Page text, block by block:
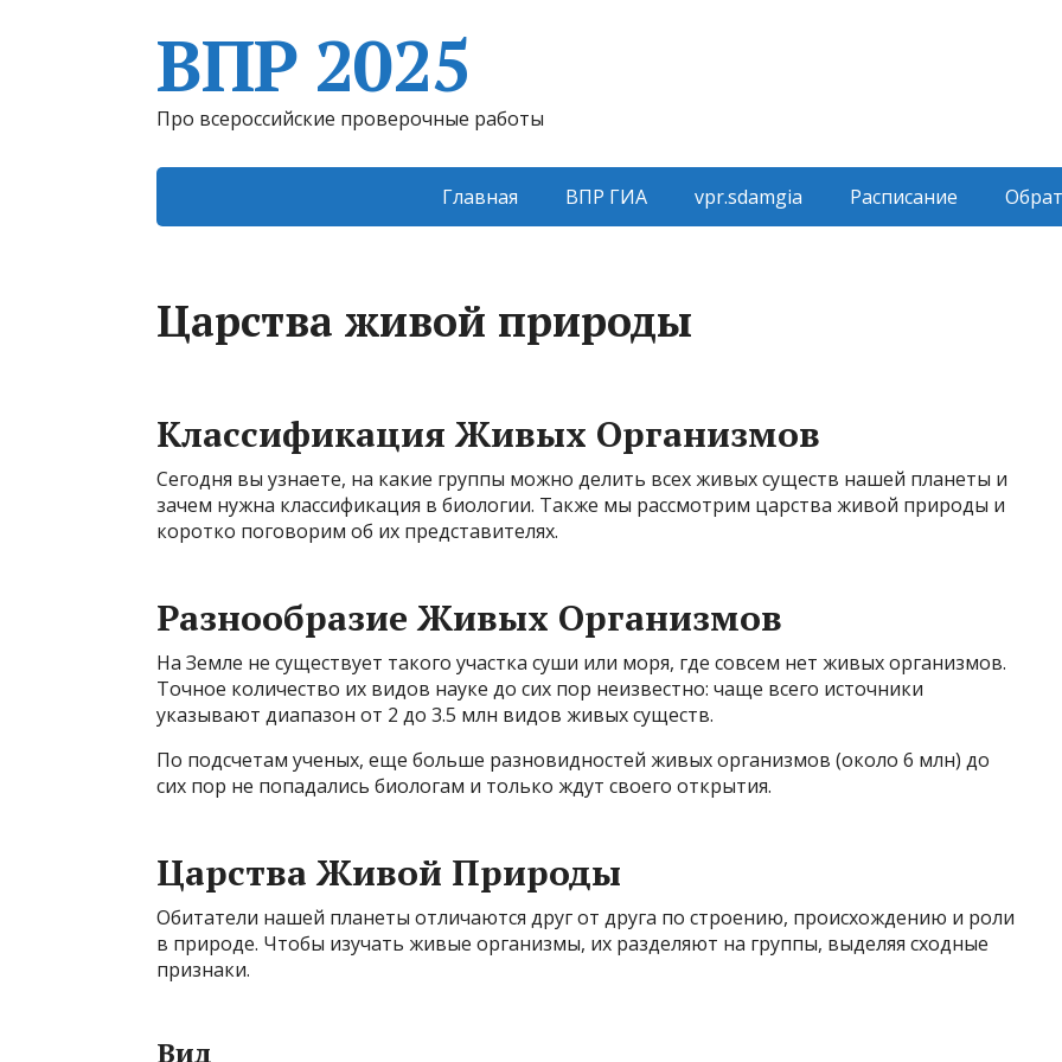
ВПР 2025
Про всероссийские проверочные работы
Главная ВПР ГИА vpr.sdamgia Расписание
Царства живой природы
Классификация Живых Организмов
Сегодня вы узнаете, на какие группы можно делить всех живых существ нашей планеты и
зачем нужна классификация в биологии. Также мы рассмотрим царства живой природы и
коротко поговорим об их представителях.
Разнообразие Живых Организмов
На Земле не существует такого участка суши или моря, где совсем нет живых организмов.
Точное количество их видов науке до сих пор неизвестно: чаще всего источники
указывают диапазон от 2 до 3.5 млн видов живых существ.
По подсчетам ученых, еще больше разновидностей живых организмов (около 6 млн) до
сих пор не попадались биологам и только ждут своего открытия.
Царства Живой Природы
Обитатели нашей планеты отличаются друг от друга по строению, происхождению и роли
в природе. Чтобы изучать живые организмы, их разделяют на группы, выделяя сходные
признаки.
Вид